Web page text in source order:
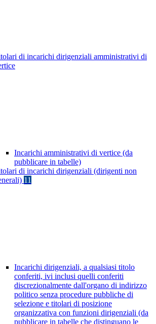
di incarichi dirigenziali amministrativi di
Incarichi amministrativi di vertice (da
pubblicare in tabelle)
di incarichi dirigenziali (dirigenti non
11
Incarichi dirigenziali, a qualsiasi titolo
conferiti, ivi inclusi quelli conferiti
discrezionalmente dall'organo di indirizzo
politico senza procedure pubbliche di
selezione e titolari di posizione
organizzativa con funzioni dirigenziali (da
pubblicare in tabelle che distinguano le